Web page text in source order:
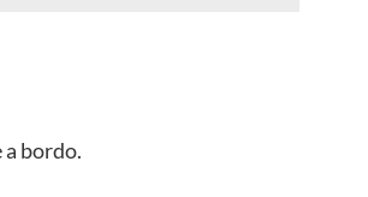
bordo.